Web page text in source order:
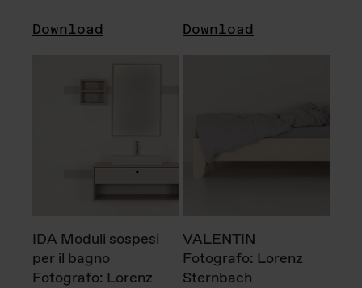
Download Download
IDA Moduli sospesi
per il bagno
Fotografo: Lorenz
VALENTIN
Fotografo: Lorenz
Sternbach